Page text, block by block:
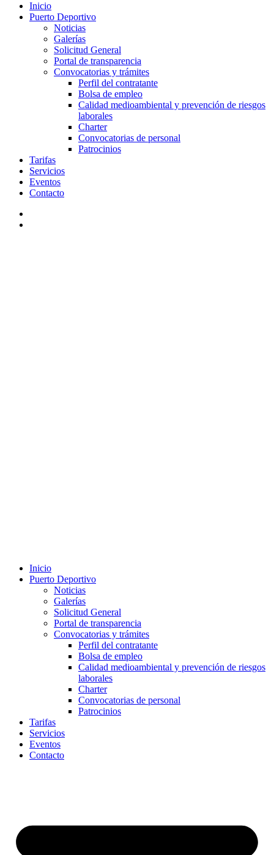
Inicio
Puerto Deportivo
Noticias
Galerías
Solicitud General
Portal de transparencia
Convocatorias y trámites
Perfil del contratante
Bolsa de empleo
Calidad medioambiental y prevención de riesgos
laborales
Charter
Convocatorias de personal
Patrocinios
Tarifas
Servicios
Eventos
Contacto
Inicio
Puerto Deportivo
Noticias
Galerías
Solicitud General
Portal de transparencia
Convocatorias y trámites
Perfil del contratante
Bolsa de empleo
Calidad medioambiental y prevención de riesgos
laborales
Charter
Convocatorias de personal
Patrocinios
Tarifas
Servicios
Eventos
Contacto